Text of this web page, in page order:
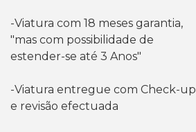
-Viatura com 18 meses garantia,
"mas com possibilidade de
estender-se até 3 Anos"
-Viatura entregue com Check-up
e revisão efectuada